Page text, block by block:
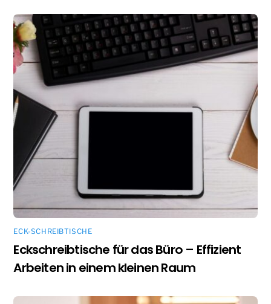
ECK-SCHREIBTISCHE
Eckschreibtische für das Büro – Effizient
Arbeiten in einem kleinen Raum